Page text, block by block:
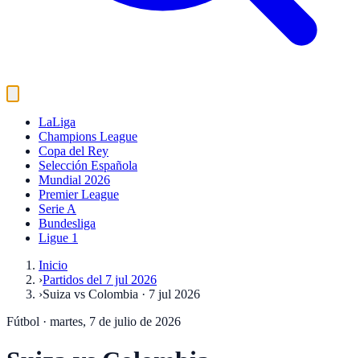
LaLiga
Champions League
Copa del Rey
Selección Española
Mundial 2026
Premier League
Serie A
Bundesliga
Ligue 1
Inicio
›Partidos del 7 jul 2026
›Suiza vs Colombia · 7 jul 2026
Fútbol · martes, 7 de julio de 2026